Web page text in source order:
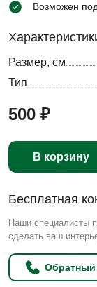
Возможен
Размер, см
Тип
500 ₽
В корзину
Бесплатная
Наши специалисты
сделать ваш
Обратный